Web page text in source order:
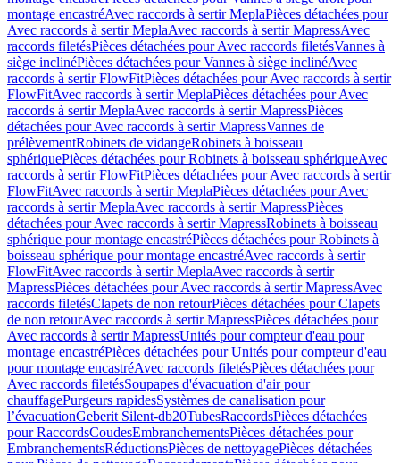
montage encastréAvec raccords à sertir MeplaPièces détachées pour
Avec raccords à sertir MeplaAvec raccords à sertir MapressAvec
raccords filetésPièces détachées pour Avec raccords filetésVannes à
siège inclinéPièces détachées pour Vannes à siège inclinéAvec
raccords à sertir FlowFitPièces détachées pour Avec raccords à sertir
FlowFitAvec raccords à sertir MeplaPièces détachées pour Avec
raccords à sertir MeplaAvec raccords à sertir MapressPièces
détachées pour Avec raccords à sertir MapressVannes de
prélèvementRobinets de vidangeRobinets à boisseau
sphériquePièces détachées pour Robinets à boisseau sphériqueAvec
raccords à sertir FlowFitPièces détachées pour Avec raccords à sertir
FlowFitAvec raccords à sertir MeplaPièces détachées pour Avec
raccords à sertir MeplaAvec raccords à sertir MapressPièces
détachées pour Avec raccords à sertir MapressRobinets à boisseau
sphérique pour montage encastréPièces détachées pour Robinets à
boisseau sphérique pour montage encastréAvec raccords à sertir
FlowFitAvec raccords à sertir MeplaAvec raccords à sertir
MapressPièces détachées pour Avec raccords à sertir MapressAvec
raccords filetésClapets de non retourPièces détachées pour Clapets
de non retourAvec raccords à sertir MapressPièces détachées pour
Avec raccords à sertir MapressUnités pour compteur d'eau pour
montage encastréPièces détachées pour Unités pour compteur d'eau
pour montage encastréAvec raccords filetésPièces détachées pour
Avec raccords filetésSoupapes d'évacuation d'air pour
chauffagePurgeurs rapidesSystèmes de canalisation pour
l’évacuationGeberit Silent-db20TubesRaccordsPièces détachées
pour RaccordsCoudesEmbranchementsPièces détachées pour
EmbranchementsRéductionsPièces de nettoyagePièces détachées